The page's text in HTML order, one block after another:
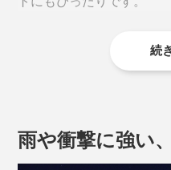
続
雨や衝撃に強い